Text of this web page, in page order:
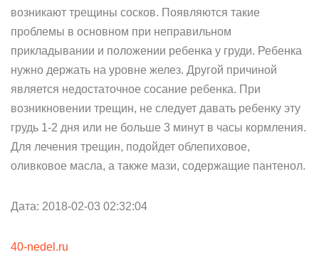
возникают трещины сосков. Появляются такие
проблемы в основном при неправильном
прикладывании и положении ребенка у груди. Ребенка
нужно держать на уровне желез. Другой причиной
является недостаточное сосание ребенка. При
возникновении трещин, не следует давать ребенку эту
грудь 1-2 дня или не больше 3 минут в часы кормления.
Для лечения трещин, подойдет облепиховое,
оливковое масла, а также мази, содержащие пантенол.
Дата: 2018-02-03 02:32:04
40-nedel.ru